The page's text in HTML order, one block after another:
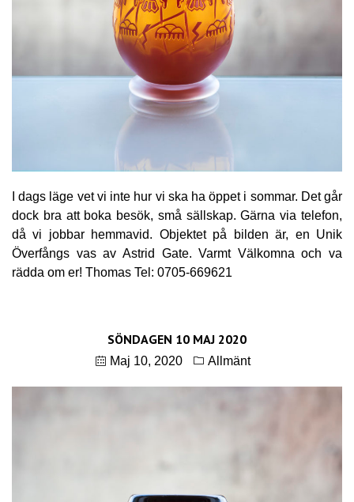
I dags läge vet vi inte hur vi ska ha öppet i sommar. Det går
dock bra att boka besök, små sällskap. Gärna via telefon,
då vi jobbar hemmavid. Objektet på bilden är, en Unik
Överfångs vas av Astrid Gate. Varmt Välkomna och va
rädda om er! Thomas Tel: 0705-669621
SÖNDAGEN 10 MAJ 2020
Maj 10, 2020 Allmänt